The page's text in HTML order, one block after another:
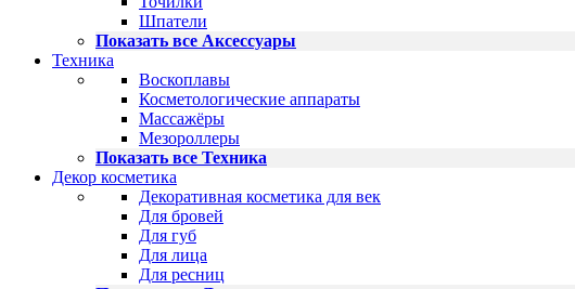
Шпатели
Показать все Аксессуары
Техника
Воскоплавы
Косметологические аппараты
Массажёры
Мезороллеры
Показать все Техника
Декор косметика
Декоративная косметика для век
Для бровей
Для губ
Для лица
Для ресниц